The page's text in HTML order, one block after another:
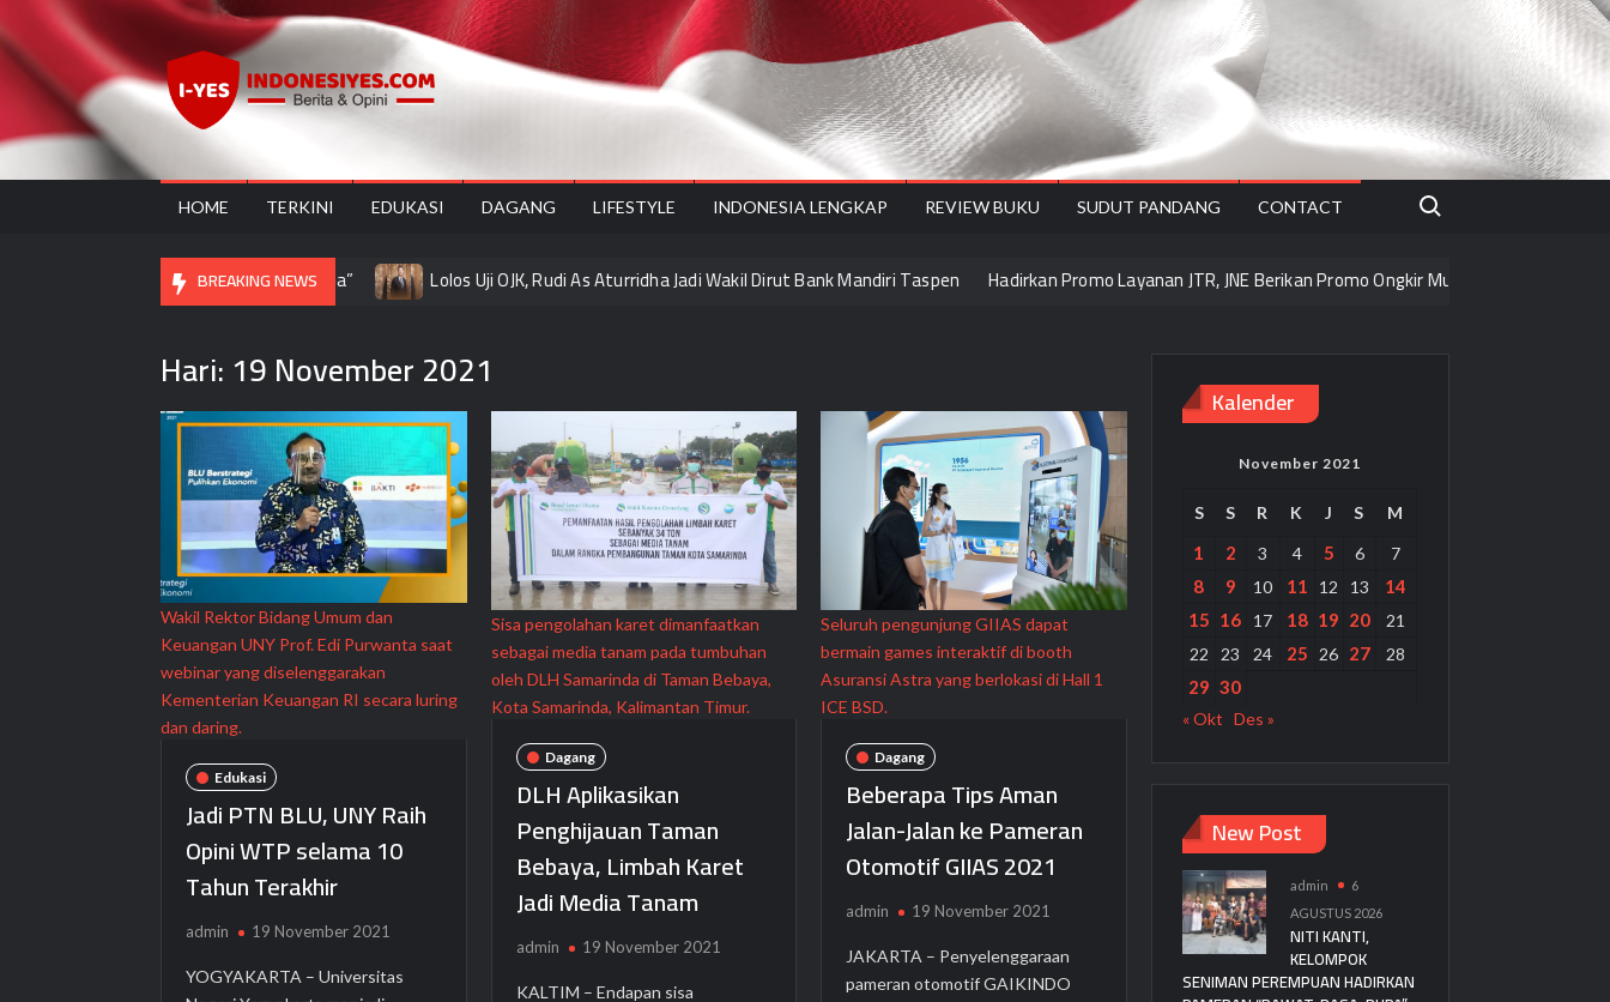
to
content
Indonesiyes
HOME TERKINI EDUKASI DAGANG LIFESTYLE INDONESIA LENGKAP REVIEW BUKU SUDUT PANDANG CONTACT
Search for:
BREAKING NEWS
Pameran “Rawat, Rasa, Rupa” Lolos Uji OJK, Rudi As Aturridha Jadi Wakil Dirut Bank Mandiri Taspen Hadirkan Promo Layanan JTR, JNE Berikan Promo Ongkir Mulai 2.000/kg ke seluruh
Hari:19 November 2021
Wakil Rektor Bidang Umum dan
Keuangan UNY Prof. Edi Purwanta saat
webinar yang diselenggarakan
Kementerian Keuangan RI secara luring
dan daring.
Edukasi
Jadi PTN BLU, UNY Raih
Opini WTP selama 10
Tahun Terakhir
admin 19 November 2021
YOGYAKARTA – Universitas
Sisa pengolahan karet dimanfaatkan
sebagai media tanam pada tumbuhan
oleh DLH Samarinda di Taman Bebaya,
Kota Samarinda, Kalimantan Timur.
Dagang
DLH Aplikasikan
Penghijauan Taman
Bebaya, Limbah Karet
Jadi Media Tanam
admin 19 November 2021
KALTIM – Endapan sisa
Seluruh pengunjung GIIAS dapat
bermain games interaktif di booth
Asuransi Astra yang berlokasi di Hall 1
ICE BSD.
Dagang
Beberapa Tips Aman
Jalan-Jalan ke Pameran
Otomotif GIIAS 2021
admin 19 November 2021
JAKARTA – Penyelenggaraan
pameran otomotif GAIKINDO
Kalender
November 2021
S S R K J S M
1 2 3 4 5 6 7
8 9 10 11 12 13
14
15 16 17 18 19 20
21
22
23 24 25 26 27 28
29 30
« Okt Des »
New Post
admin
6
AGUSTUS 2026
NITI KANTI,
KELOMPOK
SENIMAN PEREMPUAN HADIRKAN